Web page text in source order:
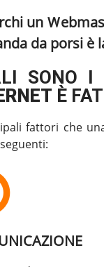
un
da porsi è
SONO I
È
fattori che